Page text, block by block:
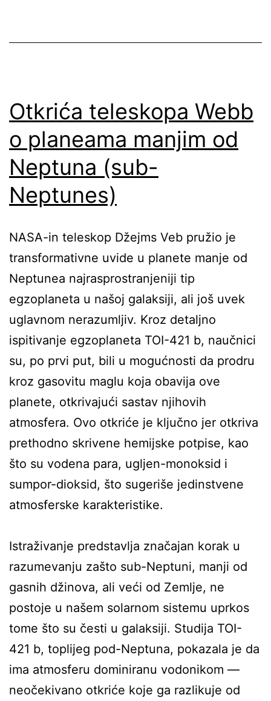
Otkrića teleskopa Webb
o planeama manjim od
Neptuna (sub-
Neptunes)
NASA-in teleskop Džejms Veb pružio je
transformativne uvide u planete manje od
Neptunea najrasprostranjeniji tip
egzoplaneta u našoj galaksiji, ali još uvek
uglavnom nerazumljiv. Kroz detaljno
ispitivanje egzoplaneta TOI-421 b, naučnici
su, po prvi put, bili u mogućnosti da prodru
kroz gasovitu maglu koja obavija ove
planete, otkrivajući sastav njihovih
atmosfera. Ovo otkriće je ključno jer otkriva
prethodno skrivene hemijske potpise, kao
što su vodena para, ugljen-monoksid i
sumpor-dioksid, što sugeriše jedinstvene
atmosferske karakteristike.
Istraživanje predstavlja značajan korak u
razumevanju zašto sub-Neptuni, manji od
gasnih džinova, ali veći od Zemlje, ne
postoje u našem solarnom sistemu uprkos
tome što su česti u galaksiji. Studija TOI-
421 b, toplijeg pod-Neptuna, pokazala je da
ima atmosferu dominiranu vodonikom —
neočekivano otkriće koje ga razlikuje od